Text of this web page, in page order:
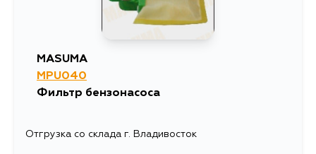
MASUMA
MPU040
Фильтр бензонасоса
Отгрузка со склада г. Владивосток